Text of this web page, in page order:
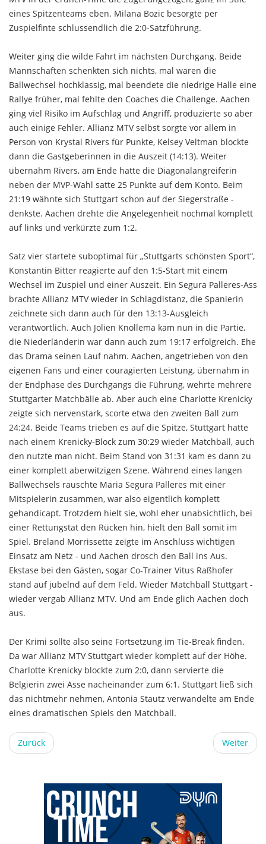
eines Spitzenteams eben. Milana Bozic besorgte per
Zuspielfinte schlussendlich die 2:0-Satzführung.
Weiter ging die wilde Fahrt im nächsten Durchgang. Beide
Mannschaften schenkten sich nichts, mal waren die
Ballwechsel hochklassig, mal beendete die niedrige Halle eine
Rallye früher, mal fehlte den Coaches die Challenge. Aachen
ging viel Risiko im Aufschlag und Angriff, produzierte so aber
auch einige Fehler. Allianz MTV selbst sorgte vor allem in
Person von Krystal Rivers für Punkte, Kelsey Veltman blockte
dann die Gastgeberinnen in die Auszeit (14:13). Weiter
übernahm Rivers, am Ende hatte die Diagonalangreiferin
neben der MVP-Wahl satte 25 Punkte auf dem Konto. Beim
21:19 wähnte sich Stuttgart schon auf der Siegerstraße -
denkste. Aachen drehte die Angelegenheit nochmal komplett
auf links und verkürzte zum 1:2.
Satz vier startete suboptimal für „Stuttgarts schönsten Sport“,
Konstantin Bitter reagierte auf den 1:5-Start mit einem
Wechsel im Zuspiel und einer Auszeit. Ein Segura Palleres-Ass
brachte Allianz MTV wieder in Schlagdistanz, die Spanierin
zeichnete sich dann auch für den 13:13-Ausgleich
verantwortlich. Auch Jolien Knollema kam nun in die Partie,
die Niederländerin war dann auch zum 19:17 erfolgreich. Ehe
das Drama seinen Lauf nahm. Aachen, angetrieben von den
eigenen Fans und einer couragierten Leistung, übernahm in
der Endphase des Durchgangs die Führung, wehrte mehrere
Stuttgarter Matchbälle ab. Aber auch eine Charlotte Krenicky
zeigte sich nervenstark, scorte etwa den zweiten Ball zum
24:24. Beide Teams trieben es auf die Spitze, Stuttgart hatte
nach einem Krenicky-Block zum 30:29 wieder Matchball, auch
den nutzte man nicht. Beim Stand von 31:31 kam es dann zu
einer komplett aberwitzigen Szene. Während eines langen
Ballwechsels rauschte Maria Segura Palleres mit einer
Mitspielerin zusammen, war also eigentlich komplett
gehandicapt. Trotzdem hielt sie, wohl eher unabsichtlich, bei
einer Rettungstat den Rücken hin, hielt den Ball somit im
Spiel. Breland Morrissette zeigte im Anschluss wichtigen
Einsatz am Netz - und Aachen drosch den Ball ins Aus.
Ekstase bei den Gästen, sogar Co-Trainer Vitus Raßhofer
stand auf jubelnd auf dem Feld. Wieder Matchball Stuttgart -
wieder vergab Allianz MTV. Und am Ende glich Aachen doch
aus.
Der Krimi sollte also seine Fortsetzung im Tie-Break finden.
Da war Allianz MTV Stuttgart wieder komplett auf der Höhe.
Charlotte Krenicky blockte zum 2:0, dann servierte die
Belgierin zwei Asse nacheinander zum 6:1. Stuttgart ließ sich
das nichtmehr nehmen, Antonia Stautz verwandelte am Ende
eines dramatischen Spiels den Matchball.
Zurück Weiter